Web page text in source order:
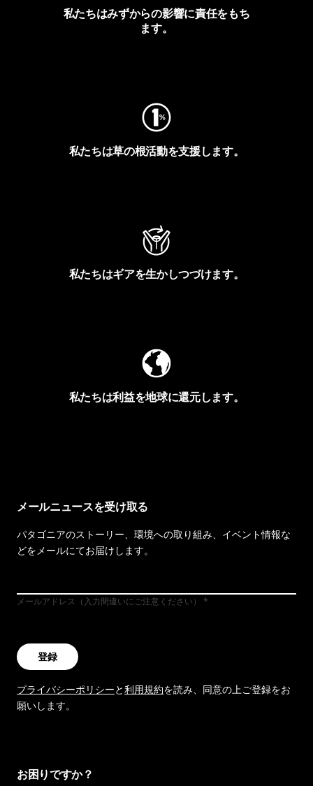
私たちはみずからの影響に責任をもち
ます。
私たちは草の根活動を支援します。
私たちはギアを生かしつづけます。
私たちは利益を地球に還元します。
メールニュースを受け取る
パタゴニアのストーリー、環境への取り組み、イベント情報な
どをメールにてお届けします。
メールアドレス（入力間違いにご注意ください）
登録
プライバシーポリシーと利用規約を読み、同意の上ご登録をお
願いします。
お困りですか？